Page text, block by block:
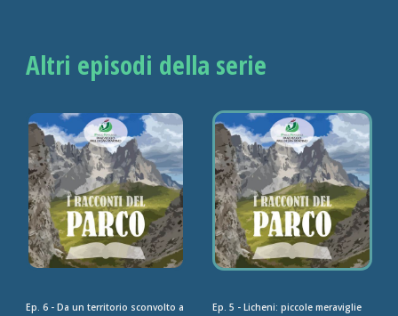
Altri episodi della serie
Ep. 6 - Da un territorio sconvolto a
Ep. 5 - Licheni: piccole meraviglie